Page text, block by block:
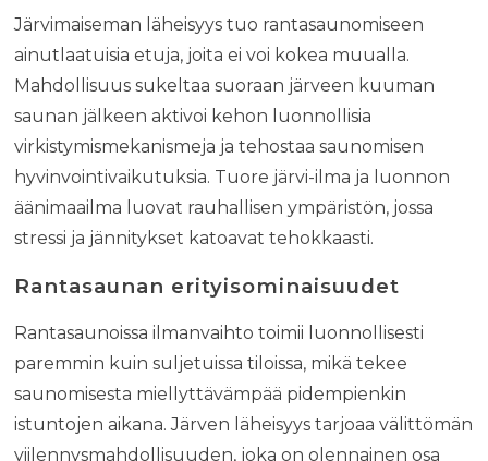
Järvimaiseman läheisyys tuo rantasaunomiseen
ainutlaatuisia etuja, joita ei voi kokea muualla.
Mahdollisuus sukeltaa suoraan järveen kuuman
saunan jälkeen aktivoi kehon luonnollisia
virkistymismekanismeja ja tehostaa saunomisen
hyvinvointivaikutuksia. Tuore järvi-ilma ja luonnon
äänimaailma luovat rauhallisen ympäristön, jossa
stressi ja jännitykset katoavat tehokkaasti.
Rantasaunan erityisominaisuudet
Rantasaunoissa ilmanvaihto toimii luonnollisesti
paremmin kuin suljetuissa tiloissa, mikä tekee
saunomisesta miellyttävämpää pidempienkin
istuntojen aikana. Järven läheisyys tarjoaa välittömän
viilennysmahdollisuuden, joka on olennainen osa